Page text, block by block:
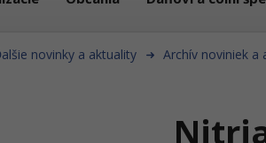
novinky a aktuality Archív noviniek a